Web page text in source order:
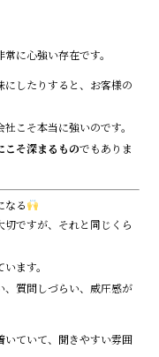
に心強い存在です。
したりすると、お客様の
こそ本当に強いのです。
こそ深まるものでもありま
なる
ですが、それと同じくら
ます。
、質問しづらい、威圧感が
いていて、聞きやすい雰囲